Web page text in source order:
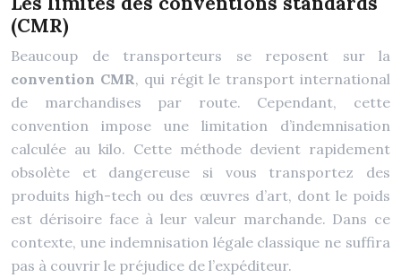
(CMR)
Beaucoup de transporteurs se reposent sur la
convention CMR, qui régit le transport international
de marchandises par route. Cependant, cette
convention impose une limitation d’indemnisation
calculée au kilo. Cette méthode devient rapidement
obsolète et dangereuse si vous transportez des
produits high-tech ou des œuvres d’art, dont le poids
est dérisoire face à leur valeur marchande. Dans ce
contexte, une indemnisation légale classique ne suffira
pas à couvrir le préjudice de l’expéditeur.